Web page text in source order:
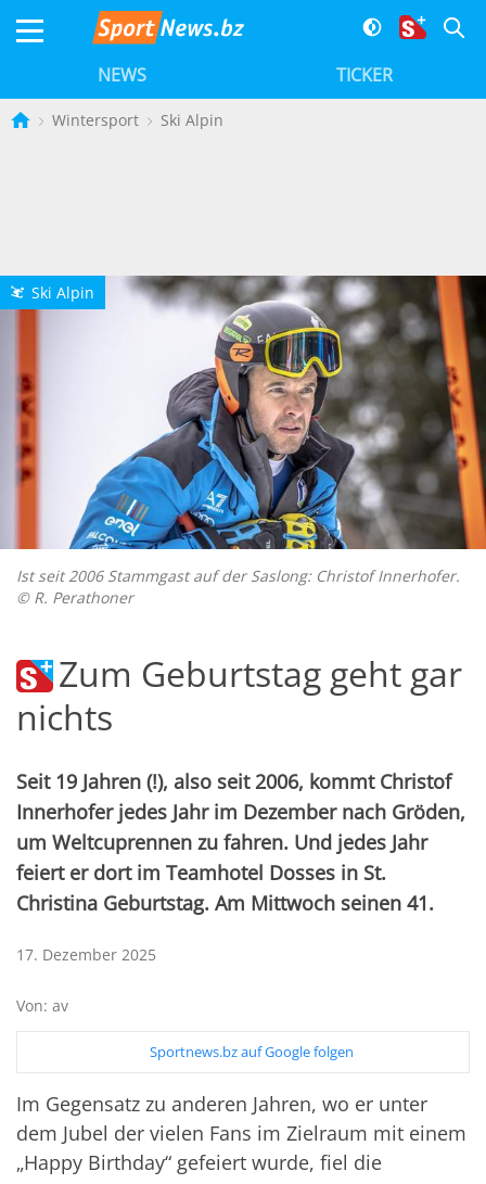
NEWS TICKER
Wintersport Ski Alpin
L Ski Alpin
Ist seit 2006 Stammgast auf der Saslong: Christof Innerhofer.
© R. Perathoner
Zum Geburtstag geht gar
nichts
Seit 19 Jahren (!), also seit 2006, kommt Christof
Innerhofer jedes Jahr im Dezember nach Gröden,
um Weltcuprennen zu fahren. Und jedes Jahr
feiert er dort im Teamhotel Dosses in St.
Christina Geburtstag. Am Mittwoch seinen 41.
17. Dezember 2025
Von: av
Sportnews.bz auf Google folgen
Im Gegensatz zu anderen Jahren, wo er unter
dem Jubel der vielen Fans im Zielraum mit einem
„Happy Birthday“ gefeiert wurde, fiel die